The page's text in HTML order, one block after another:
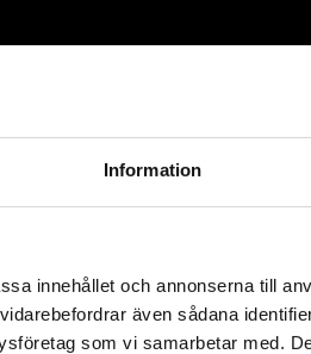
Information
innehållet och annonserna till
även sådana
som vi samarbetar med.